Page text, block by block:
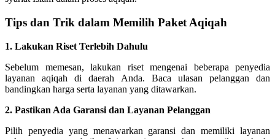
Tips dan Trik dalam Memilih Paket Aqiqah
1. Lakukan Riset Terlebih Dahulu
Sebelum memesan, lakukan riset mengenai beberapa penyedia
layanan aqiqah di daerah Anda. Baca ulasan pelanggan dan
bandingkan harga serta layanan yang ditawarkan.
2. Pastikan Ada Garansi dan Layanan Pelanggan
Pilih penyedia yang menawarkan garansi dan memiliki layanan